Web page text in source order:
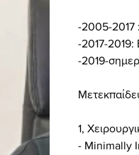
-2005-2017
-2017-2019:
-2019-
1,
- Minimally